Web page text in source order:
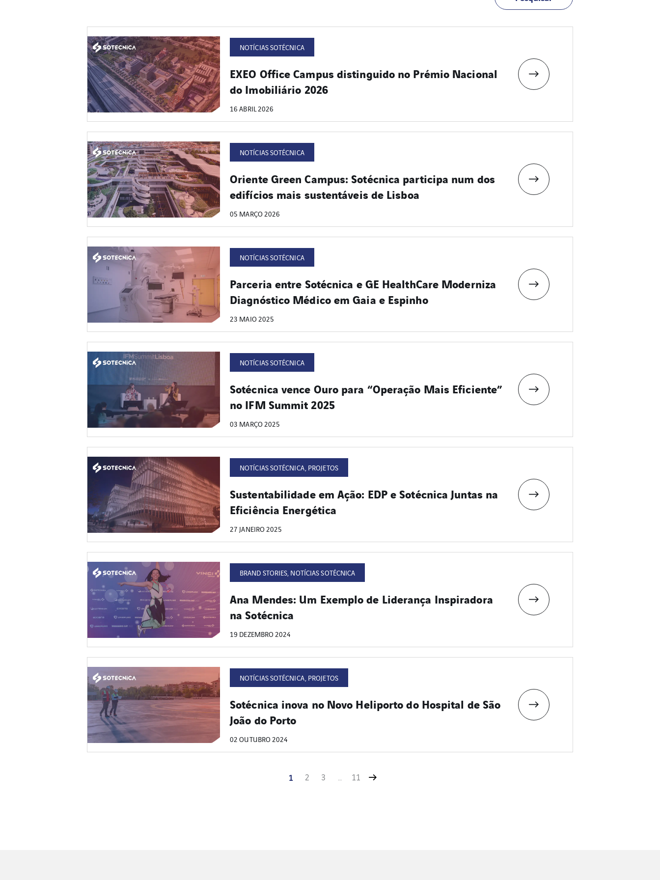
NOTÍCIAS SOTÉCNICA
EXEO Office Campus distinguido no Prémio Nacional
do Imobiliário 2026
16 ABRIL 2026
NOTÍCIAS SOTÉCNICA
Oriente Green Campus: Sotécnica participa num dos
edifícios mais sustentáveis de Lisboa
05 MARÇO 2026
NOTÍCIAS SOTÉCNICA
Parceria entre Sotécnica e GE HealthCare Moderniza
Diagnóstico Médico em Gaia e Espinho
23 MAIO 2025
NOTÍCIAS SOTÉCNICA
Sotécnica vence Ouro para “Operação Mais Eficiente”
no IFM Summit 2025
03 MARÇO 2025
NOTÍCIAS SOTÉCNICA, PROJETOS
Sustentabilidade em Ação: EDP e Sotécnica Juntas na
Eficiência Energética
27 JANEIRO 2025
BRAND STORIES, NOTÍCIAS SOTÉCNICA
Ana Mendes: Um Exemplo de Liderança Inspiradora
na Sotécnica
19 DEZEMBRO 2024
NOTÍCIAS SOTÉCNICA, PROJETOS
Sotécnica inova no Novo Heliporto do Hospital de São
João do Porto
02 OUTUBRO 2024
1 2 3 … 11